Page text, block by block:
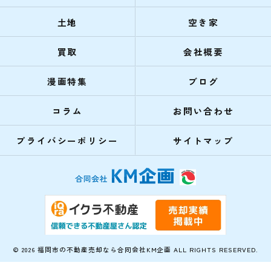
土地 空き家
買取 会社概要
漫画特集 ブログ
コラム お問い合わせ
プライバシーポリシー サイトマップ
© 2026 福岡市の不動産売却なら合同会社KM企画 ALL RIGHTS RESERVED.